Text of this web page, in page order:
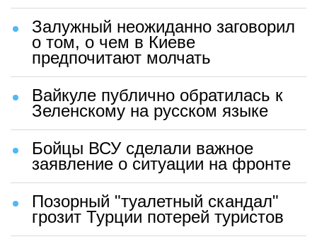
Залужный неожиданно заговорил
о том, о чем в Киеве
предпочитают молчать
Вайкуле публично обратилась к
Зеленскому на русском языке
Бойцы ВСУ сделали важное
заявление о ситуации на фронте
Позорный "туалетный скандал"
грозит Турции потерей туристов